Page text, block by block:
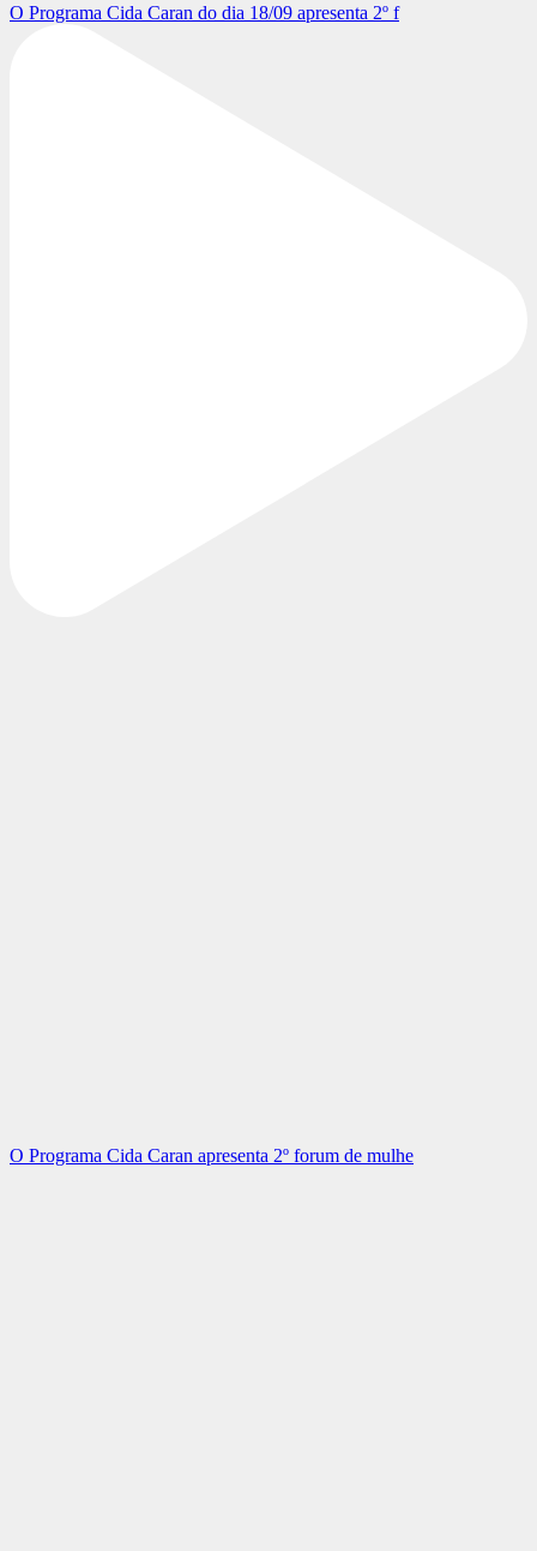
O Programa Cida Caran do dia 18/09 apresenta 2º f
O Programa Cida Caran apresenta 2º forum de mulhe